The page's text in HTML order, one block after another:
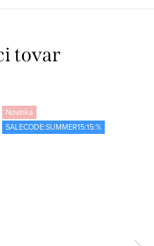
tovar
Novinka
SALECODE:SUMMER15:15:%